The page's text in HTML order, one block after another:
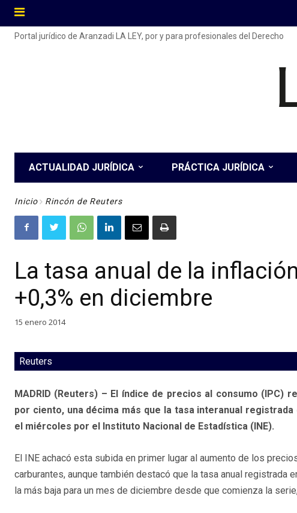
Portal jurídico de Aranzadi LA LEY, por y para profesionales del Derecho
ACTUALIDAD JURÍDICA PRÁCTICA JURÍDICA
Inicio Rincón de Reuters
La tasa anual de la
+0,3% en diciembre
15 enero 2014
Reuters
MADRID (Reuters) – El índice de precios al consumo (IPC)
por ciento, una décima más que la tasa interanual
el miércoles por el Instituto Nacional de Estadística (INE).
El INE achacó esta subida en primer lugar al aumento de los
carburantes, aunque también destacó que la tasa anual registrada
la más baja para un mes de diciembre desde que comienza la